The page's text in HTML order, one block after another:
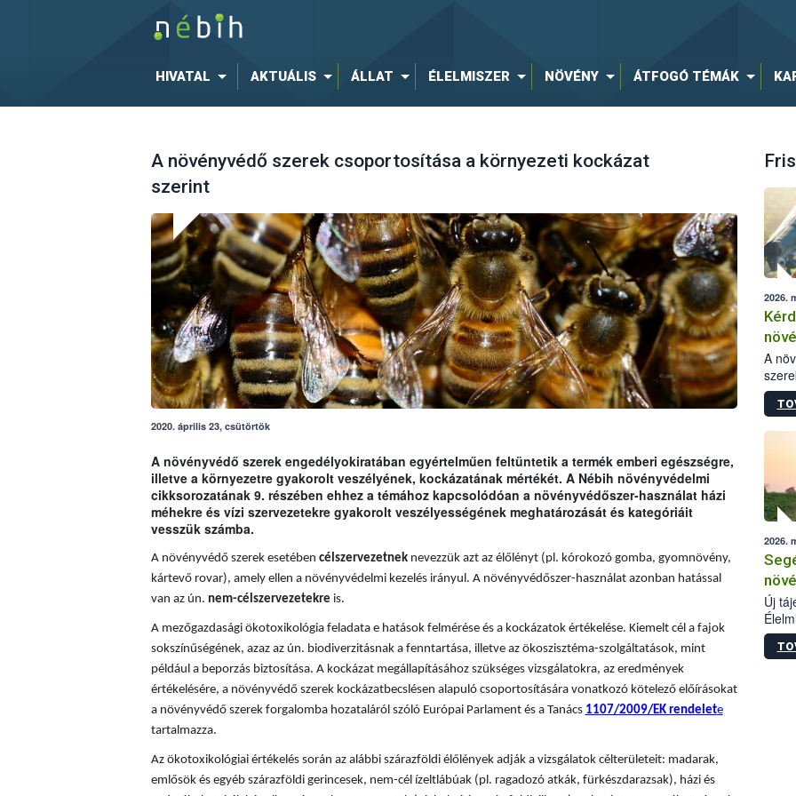
HIVATAL AKTUÁLIS ÁLLAT ÉLELMISZER NÖVÉNY ÁTFOGÓ TÉMÁK
A növényvédő szerek csoportosítása a környezeti kockázat
szerint
2020. április 23, csütörtök
A növényvédő szerek engedélyokiratában egyértelműen feltüntetik a termék emberi egészségre,
illetve a környezetre gyakorolt veszélyének, kockázatának mértékét. A Nébih növényvédelmi
cikksorozatának 9. részében ehhez a témához kapcsolódóan a növényvédőszer-használat házi
méhekre és vízi szervezetekre gyakorolt veszélyességének meghatározását és kategóriáit
vesszük számba.
A növényvédő szerek esetében célszervezetneknevezzük azt az élőlényt (pl. kórokozó gomba, gyomnövény,
kártevő rovar), amely ellen a növényvédelmi kezelés irányul. A növényvédőszer-használat azonban hatással
van az ún. nem-célszervezetekre is.
A mezőgazdasági ökotoxikológia feladata e hatások felmérése és a kockázatok értékelése. Kiemelt cél a fajok
sokszínűségének, azaz az ún. biodiverzitásnak a fenntartása, illetve az ökoszisztéma-szolgáltatások, mint
például a beporzás biztosítása. A kockázat megállapításához szükséges vizsgálatokra, az eredmények
értékelésére, a növényvédő szerek kockázatbecslésen alapuló csoportosítására vonatkozó kötelező előírásokat
a növényvédő szerek forgalomba hozataláról szóló Európai Parlament és a Tanács 1107/2009/EK rendelete
tartalmazza.
Az ökotoxikológiai értékelés során az alábbi szárazföldi élőlények adják a vizsgálatok célterületeit: madarak,
emlősök és egyéb szárazföldi gerincesek, nem-cél ízeltlábúak (pl. ragadozó atkák, fürkészdarazsak), házi és
2026.
A
kis
2026.
Új